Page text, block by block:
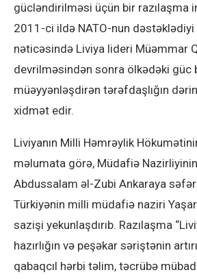
gücləndirilməsi üçün bir razılaşma
2011-ci ildə NATO-nun
nəticəsində Liviya lideri Müəmmar
devrilməsindən sonra ölkədəki güc
müəyyənləşdirən tərəfdaşlığın
xidmət edir.
Liviyanın Milli Həmrəylik
məlumata görə, Müdafiə
Abdussalam əl-Zubi Ankaraya
Türkiyənin milli müdafiə naziri
sazişi yekunlaşdırıb. Razılaşma
hazırlığın və peşəkar səriştənin
qabaqcıl hərbi təlim, təcrübə